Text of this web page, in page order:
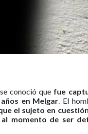
conoció que fue
en Melgar. El
el sujeto en
momento de ser